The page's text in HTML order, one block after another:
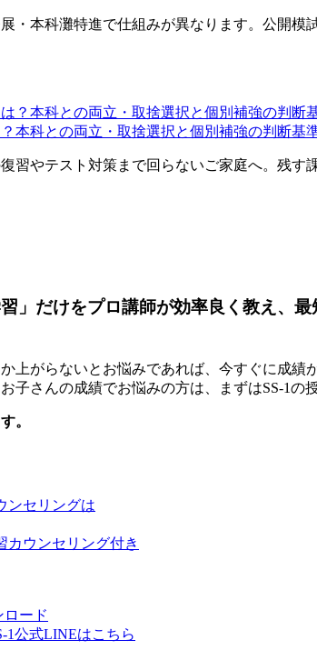
・本科灘特進で仕組みが異なります。公開
本科との両立・取捨選択と個別補強の判断基
習やテスト対策まで回らないご家庭へ。残
」だけをプロ講師が効率良く教え、
上がらないとお悩みであれば、今すぐに成
子さんの成績でお悩みの方は、まずはSS-1の
。
ンセリングは
カウンセリング付き